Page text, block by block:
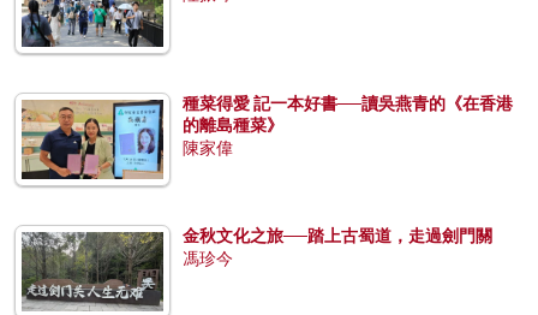
種菜得愛 記一本好書──讀吳燕青的《在香港
的離島種菜》
陳家偉
金秋文化之旅──踏上古蜀道，走過劍門關
馮珍今